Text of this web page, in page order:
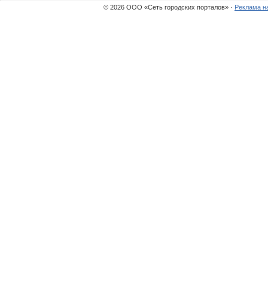
© 2026 ООО «Сеть городских порталов» · Реклама